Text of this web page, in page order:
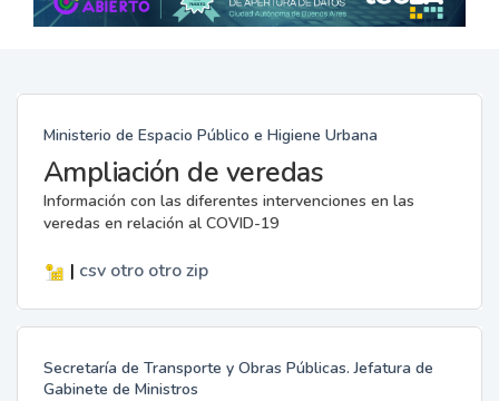
Ministerio de Espacio Público e Higiene Urbana
Ampliación de veredas
Información con las diferentes intervenciones en las
veredas en relación al COVID-19
| csv otro otro zip
Secretaría de Transporte y Obras Públicas. Jefatura de
Gabinete de Ministros